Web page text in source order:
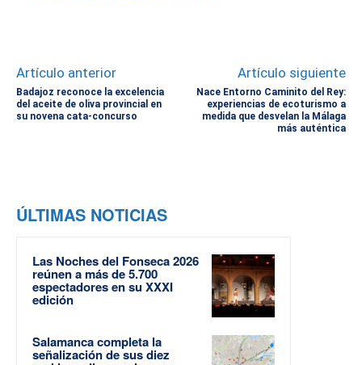
Artículo anterior
Badajoz reconoce la excelencia
del aceite de oliva provincial en
su novena cata-concurso
Artículo siguiente
Nace Entorno Caminito del Rey:
experiencias de ecoturismo a
medida que desvelan la Málaga
más auténtica
ÚLTIMAS NOTICIAS
Las Noches del Fonseca 2026
reúnen a más de 5.700
espectadores en su XXXI
edición
Salamanca completa la
señalización de sus diez